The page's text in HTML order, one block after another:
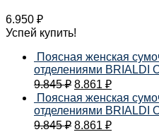
6.950 ₽
Успей купить!
Поясная женская
отделениями BRIALDI
9.845₽ 8.861 ₽
Поясная женская
отделениями BRIALDI
9.845₽ 8.861 ₽